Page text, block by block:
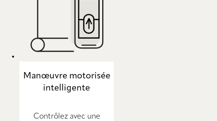
Manœuvre motorisée
intelligente
Contrôlez avec une